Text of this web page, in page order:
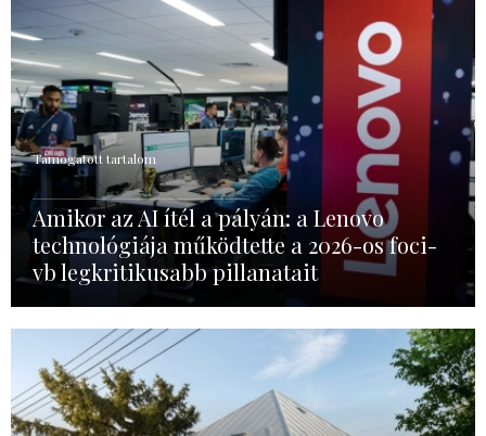
Támogatott tartalom
Amikor az AI ítél a pályán: a Lenovo
technológiája működtette a 2026-os foci-
vb legkritikusabb pillanatait